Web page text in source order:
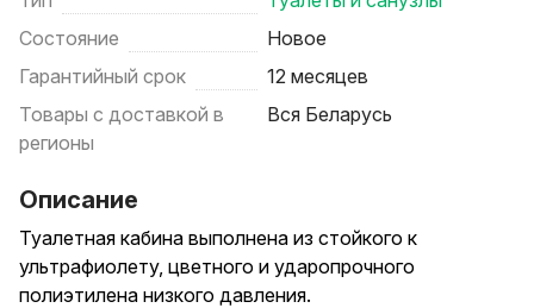
Состояние
Новое
Гарантийный срок
12 месяцев
Товары с доставкой в
регионы
Вся Беларусь
Описание
Туалетная кабина выполнена из стойкого к
ультрафиолету, цветного и ударопрочного
полиэтилена низкого давления.